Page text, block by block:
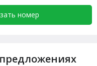
номер